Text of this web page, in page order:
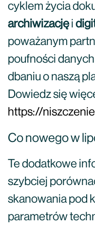
cyklem życia
archiwizacjęi
poważanym
poufności
dbaniu o naszą
Dowiedz się
https://
Co nowego w
Te dodatkowe
szybciej
skanowania pod
parametrów